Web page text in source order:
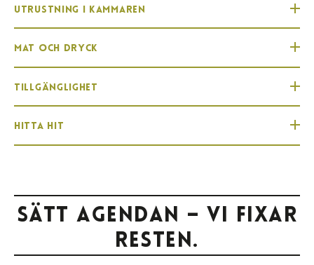
Utrustning i Kammaren
Mat och Dryck
Tillgänglighet
Hitta hit
Sätt agendan – vi fixar
resten.